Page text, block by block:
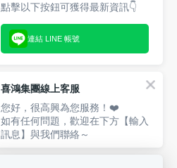
點擊以下按鈕可獲得最新資訊👇
連結 LINE 帳號
喜鴻集團線上客服
您好，很高興為您服務！❤️
如有任何問題，歡迎在下方【輸入
訊息】與我們聯絡～